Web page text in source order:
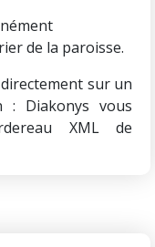
de la paroisse.
sur un
: Diakonys vous
XML de